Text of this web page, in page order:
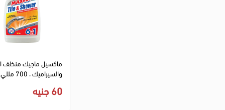
ماكسيل ماجيك منظف
والسيراميك ، 700 مللي
60 جنيه